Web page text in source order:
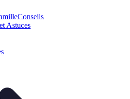
Conseils
Astuces